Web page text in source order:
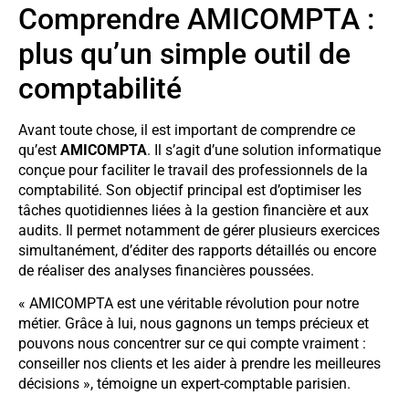
Comprendre AMICOMPTA :
plus qu’un simple outil de
comptabilité
Avant toute chose, il est important de comprendre ce
qu’est AMICOMPTA. Il s’agit d’une solution informatique
conçue pour faciliter le travail des professionnels de la
comptabilité. Son objectif principal est d’optimiser les
tâches quotidiennes liées à la gestion financière et aux
audits. Il permet notamment de gérer plusieurs exercices
simultanément, d’éditer des rapports détaillés ou encore
de réaliser des analyses financières poussées.
« AMICOMPTA est une véritable révolution pour notre
métier. Grâce à lui, nous gagnons un temps précieux et
pouvons nous concentrer sur ce qui compte vraiment :
conseiller nos clients et les aider à prendre les meilleures
décisions », témoigne un expert-comptable parisien.